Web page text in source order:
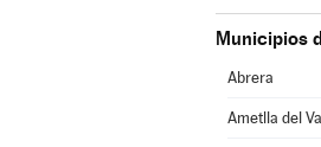
Municipios
Abrera
Ametlla del